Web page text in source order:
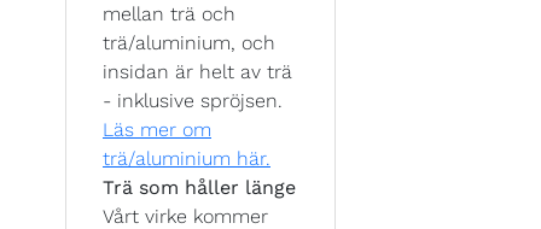
mellan trä och
trä/aluminium, och
insidan är helt av trä
- inklusive spröjsen.
Läs mer om
trä/aluminium här.
Trä som håller länge
Vårt virke kommer